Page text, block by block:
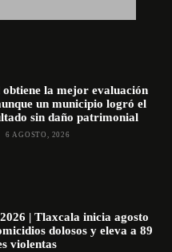
la mejor evaluación
un municipio logró el
sin daño patrimonial
6 AGOSTO, 2026
| Tlaxcala inicia agosto
dolosos y eleva a 89
violentas